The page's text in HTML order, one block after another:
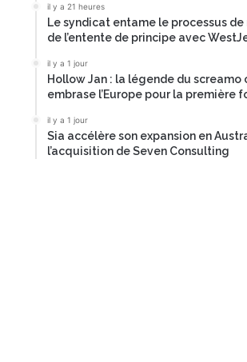
il y a 21 heures
Le syndicat entame le processus
de l’entente de principe avec
il y a 1 jour
Hollow Jan : la légende du screamo
embrase l’Europe pour la première
il y a 1 jour
Sia accélère son expansion en
l’acquisition de Seven Consulting